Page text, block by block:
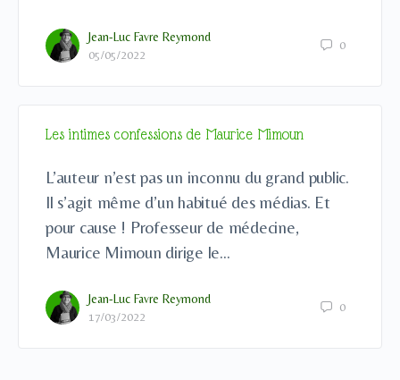
Jean-Luc Favre Reymond
05/05/2022
0
Les intimes confessions de Maurice Mimoun
L’auteur n’est pas un inconnu du grand public.
Il s’agit même d’un habitué des médias. Et
pour cause ! Professeur de médecine,
Maurice Mimoun dirige le…
Jean-Luc Favre Reymond
17/03/2022
0